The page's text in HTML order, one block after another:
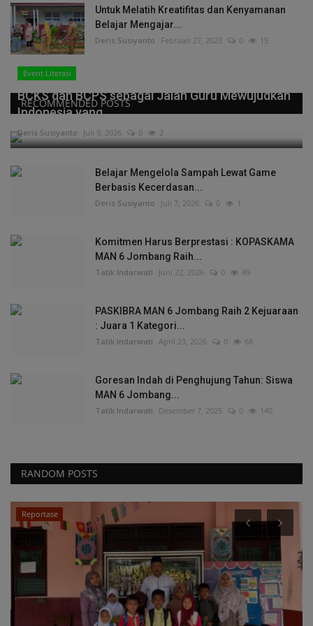
Untuk Melatih Kreatifitas dan Kenyamanan
Belajar Mengajar...
Deris Susiyanto Februari 27, 2023 0 15
RECOMMENDED POSTS
Event Literasi
BCKS dan BCPS sebagai Jalan Guru Mewujudkan
Indonesia yang...
Deris Susiyanto Juli 9, 2026 0 2
Belajar Mengelola Sampah Lewat Game
Berbasis Kecerdasan...
Deris Susiyanto Juli 7, 2026 0 1
Komitmen Harus Berprestasi : KOPASKAMA
MAN 6 Jombang Raih...
Tatik Indarwati Juni 22, 2026 0 49
PASKIBRA MAN 6 Jombang Raih 2 Kejuaraan
: Juara 1 Kategori...
Tatik Indarwati April 23, 2026 0 68
Goresan Indah di Penghujung Tahun: Siswa
MAN 6 Jombang...
Tatik Indarwati Desember 7, 2025 0 140
RANDOM POSTS
Tutorial